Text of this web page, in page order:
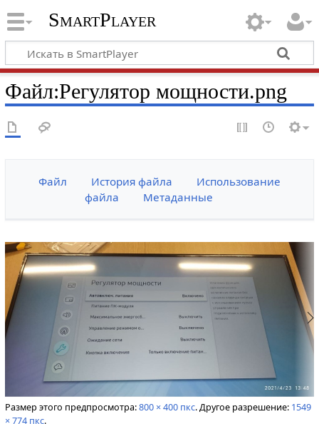
SmartPlayer
Файл:Регулятор мощности.png
Файл История файла
Использование
файла
Метаданные
Размер этого предпросмотра:800 × 400 пкс. Другое разрешение: 1549
× 774 пкс.